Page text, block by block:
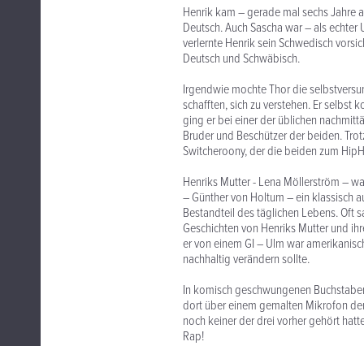
Henrik kam – gerade mal sechs Jahre
Deutsch. Auch Sascha war – als
verlernte Henrik sein Schwedisch
Deutsch und Schwäbisch.
Irgendwie mochte Thor die
schafften, sich zu verstehen. Er selbst
ging er bei einer der üblichen
Bruder und Beschützer der beiden.
Switcheroony, der die beiden zum
Henriks Mutter - Lena Möllerström –
– Günther von Holtum – ein klassisch
Bestandteil des täglichen Lebens. Oft
Geschichten von Henriks Mutter und
er von einem GI – Ulm war
nachhaltig verändern sollte.
In komisch geschwungenen
dort über einem gemalten Mikrofon
noch keiner der drei vorher gehört
Rap!